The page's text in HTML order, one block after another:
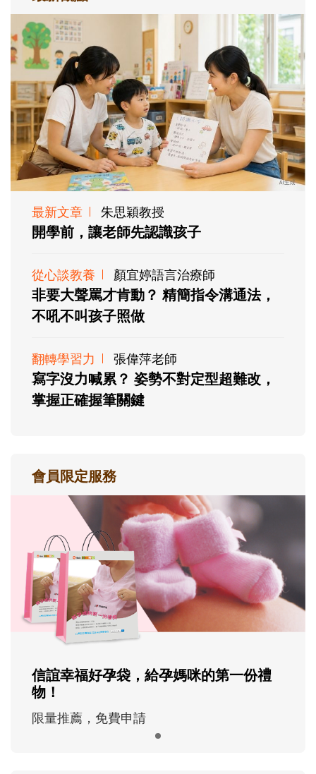
最新文章 朱思穎教授
開學前，讓老師先認識孩子
從心談教養 顏宜婷語言治療師
非要大聲罵才肯動？ 精簡指令溝通法，
不吼不叫孩子照做
翻轉學習力 張偉萍老師
寫字沒力喊累？ 姿勢不對定型超難改，
掌握正確握筆關鍵
會員限定服務
信誼幸福好孕袋，給孕媽咪的第一份禮
物！
限量推薦，免費申請